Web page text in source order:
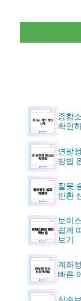
종합
확인
연말
방법
잘못
반환
보이
쉽게
보기
계좌
빠른